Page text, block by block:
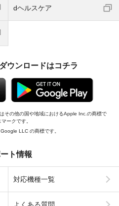
dヘルスケア
ウンロードはコチラ
その他の国や地域におけるApple Inc.の商標で
ークです。
LLC の商標です。
ト情報
対応機種一覧